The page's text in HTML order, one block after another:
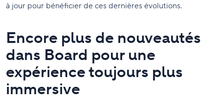
à jour pour bénéficier de ces dernières évolutions.
Encore plus de nouveautés
dans Board pour une
expérience toujours plus
immersive